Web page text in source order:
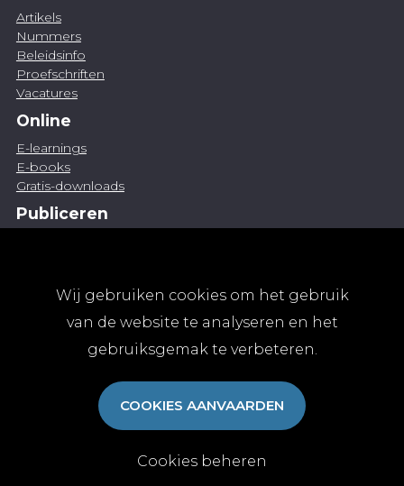
Wij gebruiken cookies om het gebruik
van de website te analyseren en het
gebruiksgemak te verbeteren.
COOKIES AANVAARDEN
Cookies beheren
Artikels
Nummers
Beleidsinfo
Proefschriften
Vacatures
Online
E-learnings
E-books
Gratis-downloads
Publiceren
Abonnementen
Algemene abonnementsvoorwaarden